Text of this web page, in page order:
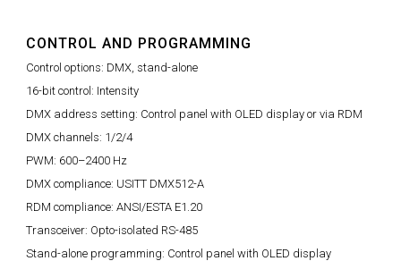
CONTROL AND PROGRAMMING
Control options: DMX, stand-alone
16-bit control: Intensity
DMX address setting: Control panel with OLED display or via RDM
DMX channels: 1/2/4
PWM: 600–2400 Hz
DMX compliance: USITT DMX512-A
RDM compliance: ANSI/ESTA E1.20
Transceiver: Opto-isolated RS-485
Stand-alone programming: Control panel with OLED display